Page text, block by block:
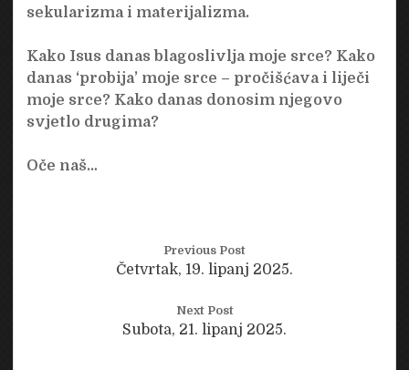
sekularizma i materijalizma.
Kako Isus danas blagoslivlja moje srce? Kako
danas ‘probija’ moje srce – pročišćava i liječi
moje srce? Kako danas donosim njegovo
svjetlo drugima?
Oče naš…
Previous Post
Četvrtak, 19. lipanj 2025.
Next Post
Subota, 21. lipanj 2025.